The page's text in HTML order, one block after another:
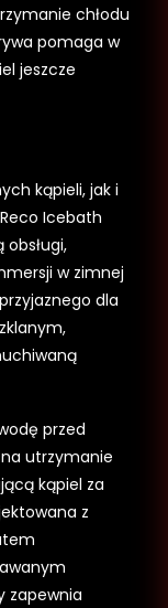
chłodu
pomaga w
jeszcze
kąpieli, jak i
Icebath
w zimnej
dla
przed
utrzymanie
kąpiel za
z
zapewnia